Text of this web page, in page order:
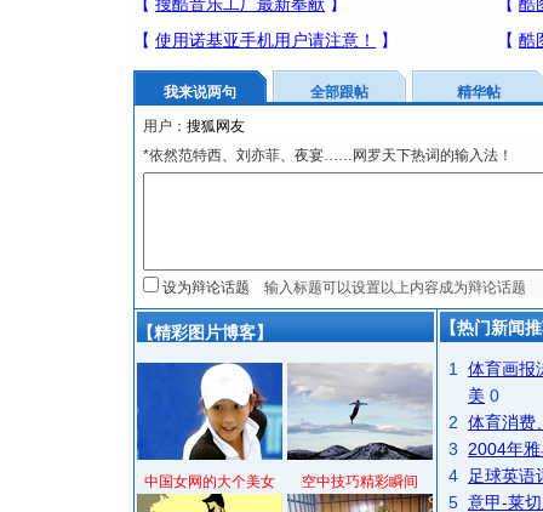
我来说两句 全部跟帖
精华帖
用户：
*依然范特西、刘亦菲、夜宴……网罗天下热词的输入法！
设为辩论话题
【精彩图片博客】
中国女网的大个美女 空中技巧精彩瞬间
【热门新闻
1
体育画报
美 0
2 体育消费
3
2004年
4
足球英语
5 意甲-莱